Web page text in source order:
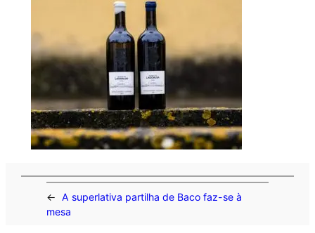
←
A superlativa partilha de Baco faz-se à
mesa